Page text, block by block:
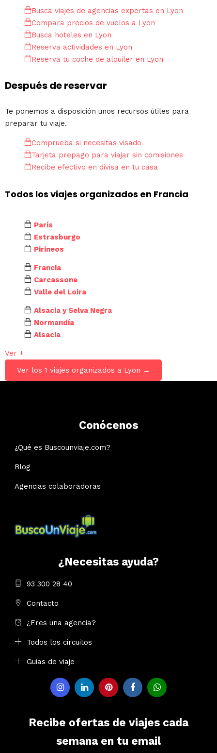
Busca viajes de agencias expertas en Lyon
Compara precios de vuelos a Lyon
Busca hoteles en Lyon
Reserva actividades en Lyon
Reserva tu coche de alquiler en Lyon
Después de reservar
Te ponemos a disposición unos recursos útiles para
preparar tu viaje.
Comprueba si necesitas visado
Tarjeta prepago para viajar sin comisiones
Recibe efectivo en divisa en tu casa
Todos los viajes organizados en Francia
París
Estrasburgo
Pirineos
Francia
Carcassone
Valle del Loira
Alsacia y Selva Negra
Normandía
Alsacia
Ver +
Ver los 1 viajes organizados a Lyon →
Conócenos
¿Qué es Buscounviaje.com?
Blog
Agencias colaboradoras
¿Necesitas ayuda?
93 300 28 40
Contacto
¿Eres una agencia?
Todos los circuitos
Guias de viaje
Recibe ofertas de viajes cada
semana en tu email